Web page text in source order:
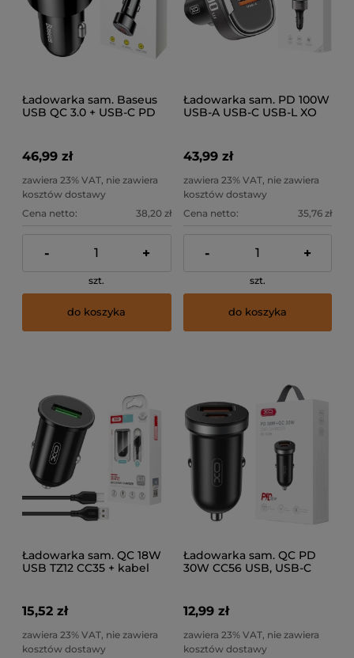
Ładowarka sam. Baseus
USB QC 3.0 + USB-C PD
46,99 zł
zawiera 23% VAT, nie zawiera
kosztów dostawy
Cena netto:
38,20 zł
- +
szt.
do koszyka
Ładowarka sam. PD 100W
USB-A USB-C USB-L XO
43,99 zł
zawiera 23% VAT, nie zawiera
kosztów dostawy
Cena netto:
35,76 zł
- +
szt.
do koszyka
Ładowarka sam. QC 18W
USB TZ12 CC35 + kabel
15,52 zł
zawiera 23% VAT, nie zawiera
kosztów dostawy
Ładowarka sam. QC PD
30W CC56 USB, USB-C
12,99 zł
zawiera 23% VAT, nie zawiera
kosztów dostawy